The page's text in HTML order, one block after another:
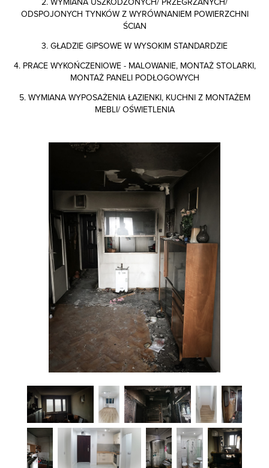
ODSPOJONYCH TYNKÓW Z WYRÓWNANIEM POWIERZCHNI
ŚCIAN
3. GŁADZIE GIPSOWE W WYSOKIM STANDARDZIE
4. PRACE WYKOŃCZENIOWE - MALOWANIE, MONTAŻ STOLARKI,
MONTAŻ PANELI PODŁOGOWYCH
5. WYMIANA WYPOSAŻENIA ŁAZIENKI, KUCHNI Z MONTAŻEM
MEBLI/ OŚWIETLENIA